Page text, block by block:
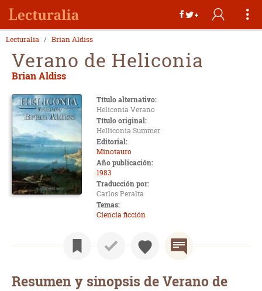
Lecturalia Brian Aldiss
Verano de Heliconia
Brian Aldiss
Título alternativo:
Heliconia Verano
Título original:
Helliconia Summer
Editorial:
Minotauro
Año publicación:
1983
Traducción por:
Carlos Peralta
Temas:
Ciencia ficción
Resumen y sinopsis de Verano de